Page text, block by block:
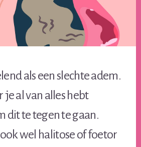
als een slechte adem.
al van alles hebt
dit te tegen te gaan.
wel halitose of foetor